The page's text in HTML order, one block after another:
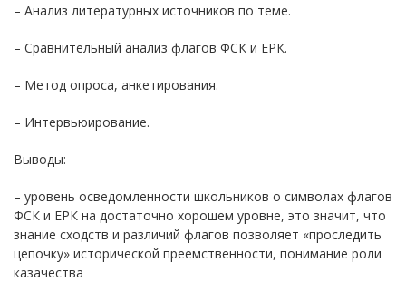
– Анализ литературных источников по теме.
– Сравнительный анализ флагов ФСК и ЕРК.
– Метод опроса, анкетирования.
– Интервьюирование.
Выводы:
– уровень осведомленности школьников о символах флагов
ФСК и ЕРК на достаточно хорошем уровне, это значит, что
знание сходств и различий флагов позволяет «проследить
цепочку» исторической преемственности, понимание роли
казачества